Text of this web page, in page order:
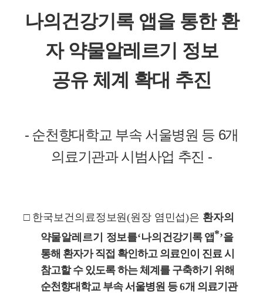
Korea
Health
Information
나의건강기록 앱을 통한 환
자 약물알레르기 정보
공유 체계 확대 추진
- 순천향대학교 부속 서울병원 등 6개
의료기관과 시범사업 추진 -
□ 한국보건의료정보원(원장 염민섭)은 환자의
약물알레르기 정보를‘나의 건강기록 앱 *’을
통해 환자가 직접 확인하고 의료인이 진료 시
참고할 수 있도록 하는 체계를 구축하기 위해
순천향대학교 부속 서울병원 등6개 의료기관